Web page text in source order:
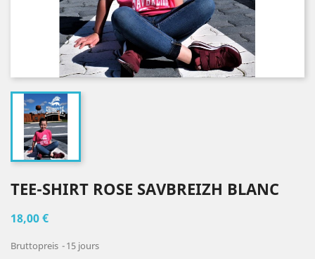
TEE-SHIRT ROSE SAVBREIZH BLANC
18,00 €
Bruttopreis 15 jours